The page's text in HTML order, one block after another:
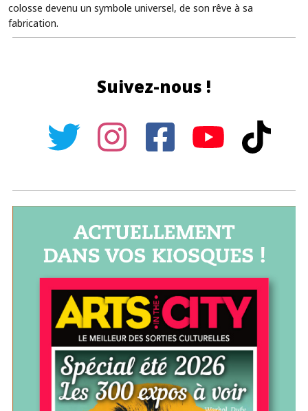
colosse devenu un symbole universel, de son rêve à sa
fabrication.
Suivez-nous !